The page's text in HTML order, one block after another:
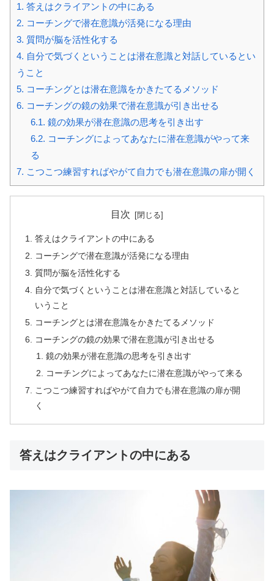
1. 答えはクライアントの中にある
2. コーチングで潜在意識が活発になる理由
3. 質問が脳を活性化する
4. 自分で気づくということは潜在意識と対話しているとい
うこと
5. コーチングとは潜在意識をかきたてるメソッド
6. コーチングの鏡の効果で潜在意識が引き出せる
6.1. 鏡の効果が潜在意識の思考を引き出す
6.2. コーチングによってあなたに潜在意識がやって来
る
7. こつこつ練習すればやがて自力でも潜在意識の扉が開く
目次
答えはクライアントの中にある
コーチングで潜在意識が活発になる理由
質問が脳を活性化する
自分で気づくということは潜在意識と対話していると
いうこと
コーチングとは潜在意識をかきたてるメソッド
コーチングの鏡の効果で潜在意識が引き出せる
鏡の効果が潜在意識の思考を引き出す
コーチングによってあなたに潜在意識がやって来る
こつこつ練習すればやがて自力でも潜在意識の扉が開
く
答えはクライアントの中にある